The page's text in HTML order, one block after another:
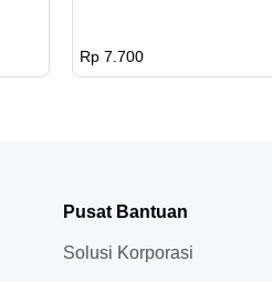
Rp 7.700
Pusat Bantuan
Solusi Korporasi